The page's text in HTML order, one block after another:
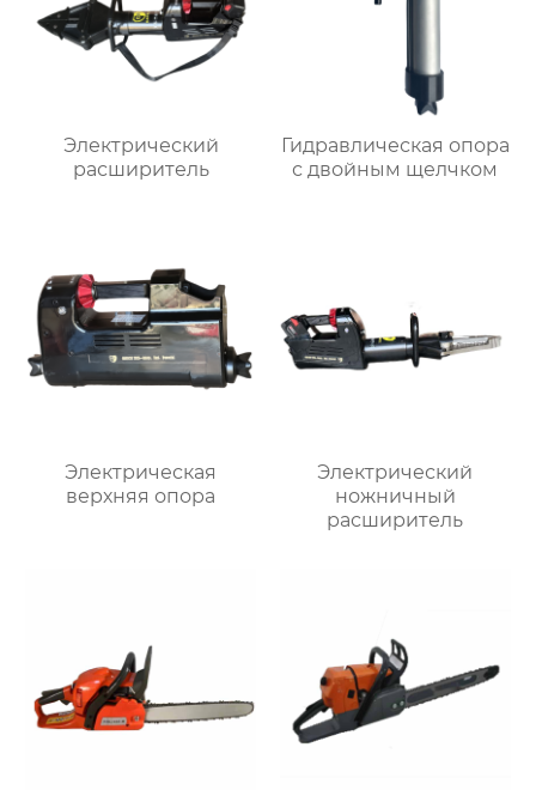
Электрический
расширитель
Гидравлическая опора
с двойным щелчком
Электрическая
верхняя опора
Электрический
ножничный
расширитель